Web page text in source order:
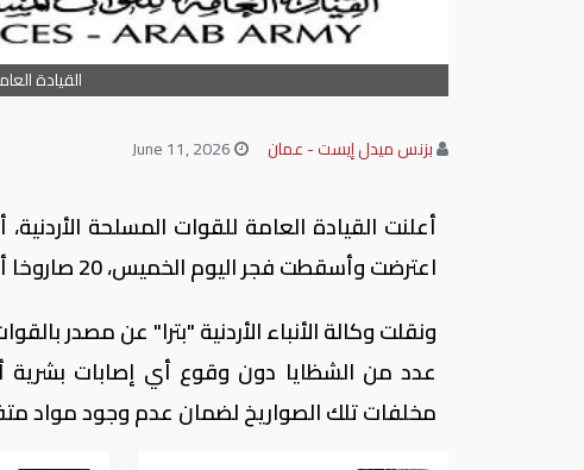
القيادة
بزنس ميدل إيست - عمان
أعلنت القيادة العامة للقوات المسلحة
اعترضت وأسقطت فجر اليوم الخميس، 20 صاروخا أطلقت من إيران باتجاه منطقة الأزرق بمحافظة الزرقاء.
ونقلت وكالة الأنباء الأردنية "بترا" عن مصدر
عدد من الشظايا دون وقوع أي إصابات بشرية
مخلفات تلك الصواريخ لضمان عدم وجود مواد